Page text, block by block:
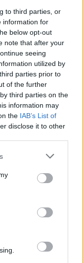
to third parties, or
information for
below opt-out
note that after your
seeing
utilized by
parties prior to
of the further
third parties on the
information may
the IAB’s List of
disclose it to other